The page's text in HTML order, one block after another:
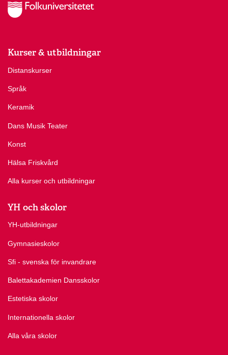
Kurser & utbildningar
Distanskurser
Språk
Keramik
Dans Musik Teater
Konst
Hälsa Friskvård
Alla kurser och utbildningar
YH och skolor
YH-utbildningar
Gymnasieskolor
Sfi - svenska för invandrare
Balettakademien Dansskolor
Estetiska skolor
Internationella skolor
Alla våra skolor